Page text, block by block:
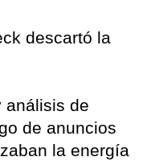
descartó la
análisis de
de anuncios
la energía